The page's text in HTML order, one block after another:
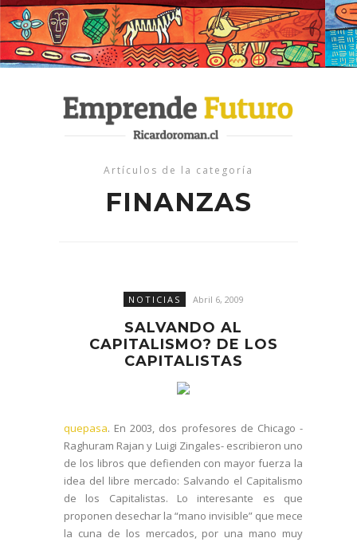
Artículos de la categoría
FINANZAS
NOTICIAS Abril 6, 2009
SALVANDO AL
CAPITALISMO? DE LOS
CAPITALISTAS
quepasa. En 2003, dos profesores de Chicago -
Raghuram Rajan y Luigi Zingales- escribieron uno
de los libros que defienden con mayor fuerza la
idea del libre mercado: Salvando el Capitalismo
de los Capitalistas. Lo interesante es que
proponen desechar la “mano invisible” que mece
la cuna de los mercados, por una mano muy